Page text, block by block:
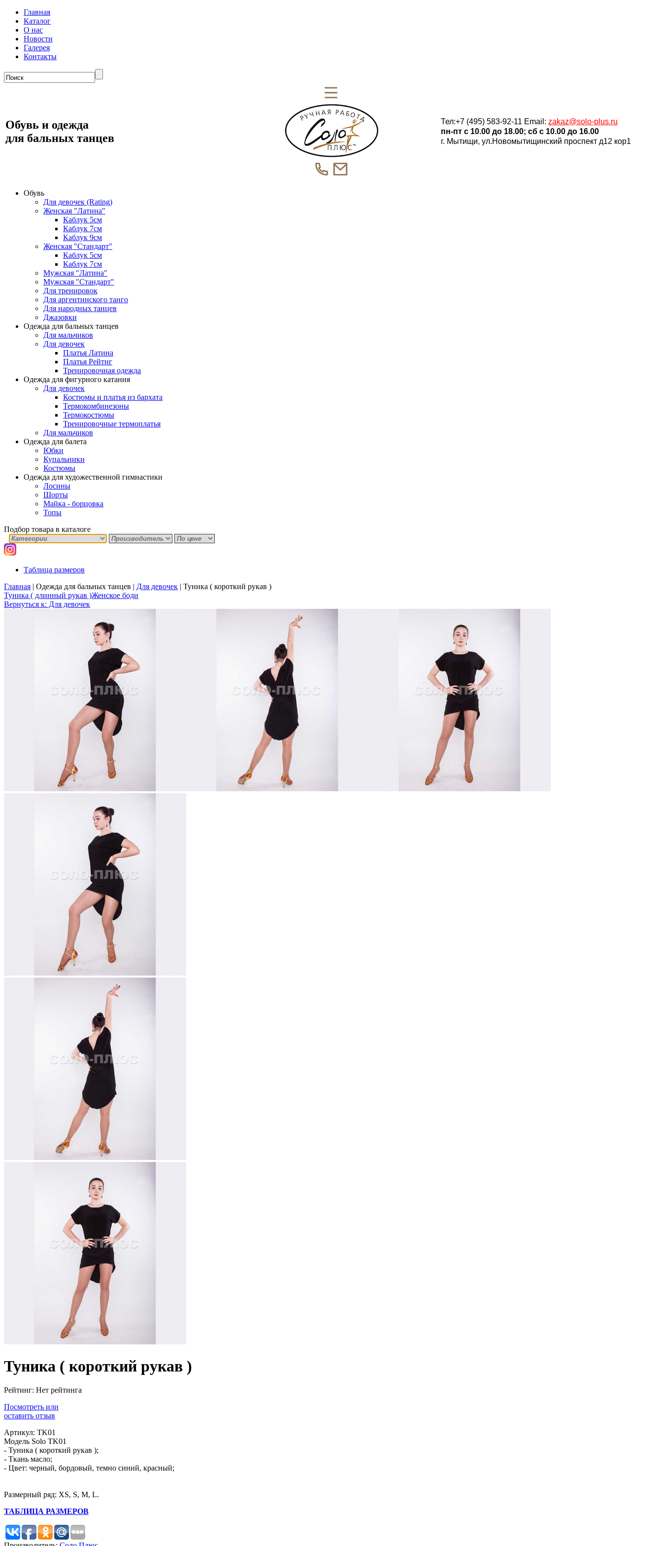
Главная
Каталог
О нас
Новости
Галерея
Контакты
Обувь и одежда
для бальных танцев
Тел:+7 (495) 583-92-11 Email: zakaz@solo-plus.ru
пн-пт c 10.00 до 18.00; сб c 10.00 до 16.00
г. Мытищи, ул.Новомытищинский проспект д12 кор1
Обувь
Для девочек (Rating)
Женская "Латина"
Каблук 5см
Каблук 7см
Каблук 9см
Женская "Стандарт"
Каблук 5см
Каблук 7см
Мужская "Латина"
Мужская "Стандарт"
Для тренировок
Для аргентинского танго
Для народных танцев
Джазовки
Одежда для бальных танцев
Для мальчиков
Для девочек
Платья Латина
Платья Рейтнг
Тренировочная одежда
Одежда для фигурного катания
Для девочек
Костюмы и платья из бархата
Термокомбинезоны
Термокостюмы
Тренировочные термоплатья
Для мальчиков
Одежда для балета
Юбки
Купальники
Костюмы
Одежда для художественной гимнастики
Лосины
Шорты
Майка - борцовка
Топы
Подбор товара в каталоге
Таблица размеров
Главная | Одежда для бальных танцев | Для девочек | Туника ( короткий рукав )
Туника ( длинный рукав )Женское боди
Вернуться к: Для девочек
Туника ( короткий рукав )
Рейтинг: Нет рейтинга
Посмотреть или
оставить отзыв
Артикул: TK01
Модель Solo TK01
- Туника ( короткий рукав );
- Ткань масло;
- Цвет: черный, бордовый, темно синий, красный;
Размерный ряд: XS, S, M, L.
ТАБЛИЦА РАЗМЕРОВ